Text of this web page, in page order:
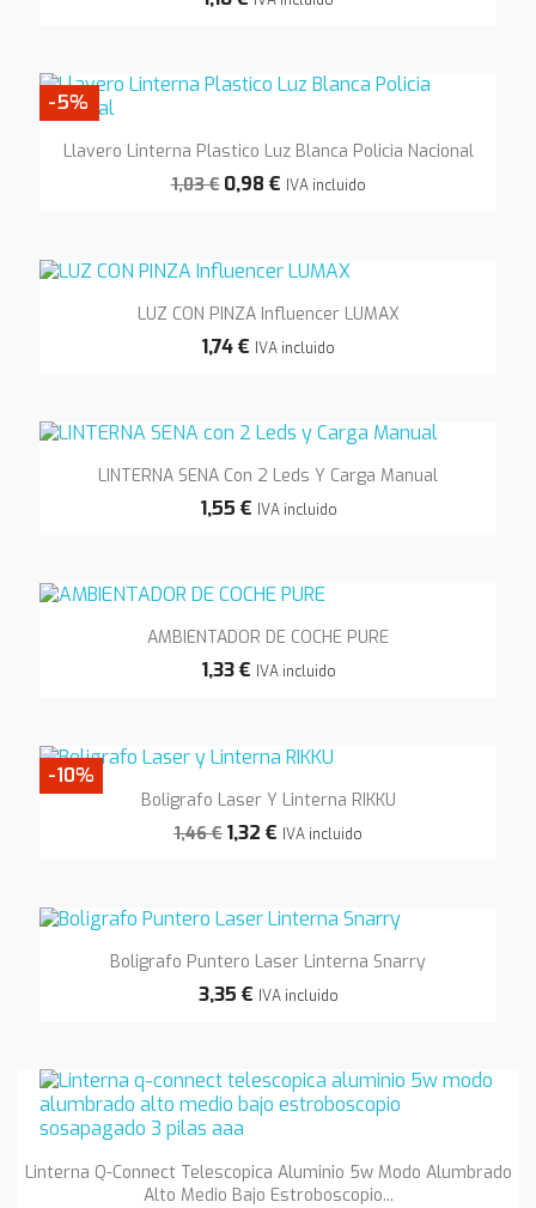
Llavero Linterna Plastico Luz Blanca Policia Nacional
1,03 € 0,98 € IVA incluido
-5%
LUZ CON PINZA Influencer LUMAX
1,74 € IVA incluido
LINTERNA SENA Con 2 Leds Y Carga Manual
1,55 € IVA incluido
AMBIENTADOR DE COCHE PURE
1,33 € IVA incluido
Boligrafo Laser Y Linterna RIKKU
1,46 € 1,32 € IVA incluido
-10%
Boligrafo Puntero Laser Linterna Snarry
3,35 € IVA incluido
Linterna Q-Connect Telescopica Aluminio 5w Modo Alumbrado
Alto Medio Bajo Estroboscopio...